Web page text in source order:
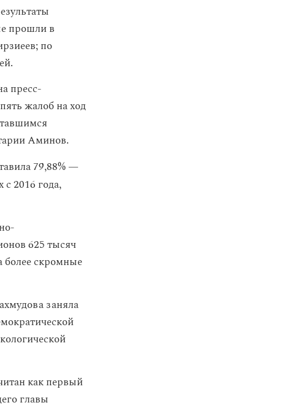
прошли в
по
пресс-
жалоб на ход
Аминов.
79,88% —
2016 года,
625 тысяч
более скромные
заняла
как первый
главы